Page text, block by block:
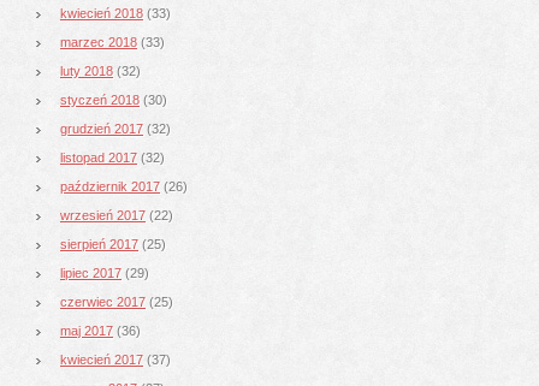
kwiecień 2018 (33)
marzec 2018 (33)
luty 2018 (32)
styczeń 2018 (30)
grudzień 2017 (32)
listopad 2017 (32)
październik 2017 (26)
wrzesień 2017 (22)
sierpień 2017 (25)
lipiec 2017 (29)
czerwiec 2017 (25)
maj 2017 (36)
kwiecień 2017 (37)